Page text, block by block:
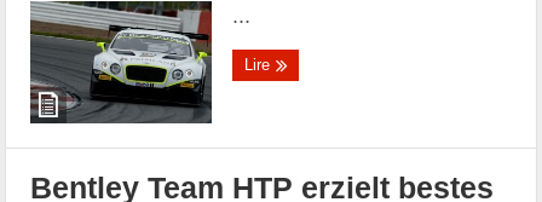
...
Lire
Bentley Team HTP erzielt bestes